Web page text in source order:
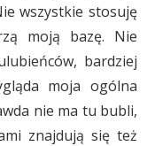
wszystkie stosuję
moją bazę. Nie
bardziej
moja ogólna
nie ma tu bubli,
znajdują się też